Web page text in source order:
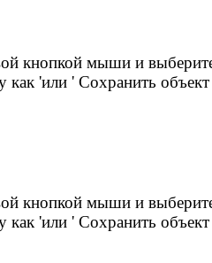
кнопкой мыши и
как 'или ' Сохранить объект
кнопкой мыши и
как 'или ' Сохранить объект